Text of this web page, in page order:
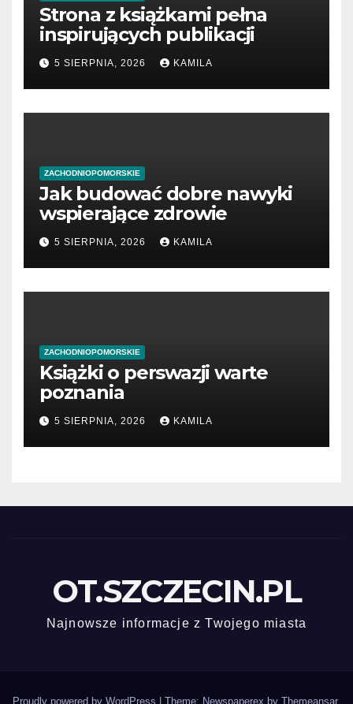
Strona z książkami pełna
inspirujących publikacji
5 SIERPNIA, 2026 KAMILA
ZACHODNIOPOMORSKIE
Jak budować dobre nawyki
wspierające zdrowie
5 SIERPNIA, 2026 KAMILA
ZACHODNIOPOMORSKIE
Książki o perswazji warte
poznania
5 SIERPNIA, 2026 KAMILA
OT.SZCZECIN.PL
Najnowsze informacje z Twojego miasta
Proudly powered by WordPress Theme: Newspaperex by Themeansar.